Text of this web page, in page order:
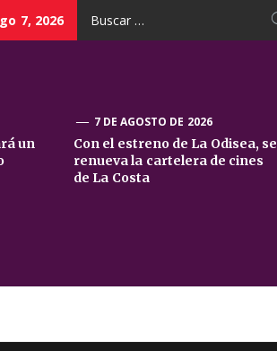
7, 2026
un
7 DE AGOSTO DE 2026
Con el estreno de La Odisea, se
renueva la cartelera de cines
de La Costa